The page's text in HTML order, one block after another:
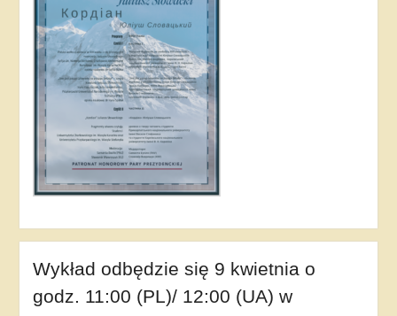
Wykład odbędzie się 9 kwietnia o
godz. 11:00 (PL)/ 12:00 (UA) w